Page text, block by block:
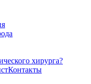
хирурга?
Контакты